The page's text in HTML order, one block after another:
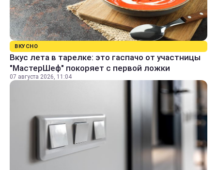
ВКУСНО
Вкус лета в тарелке: это гаспачо от участницы
"МастерШеф" покоряет с первой ложки
07 августа 2026, 11:04